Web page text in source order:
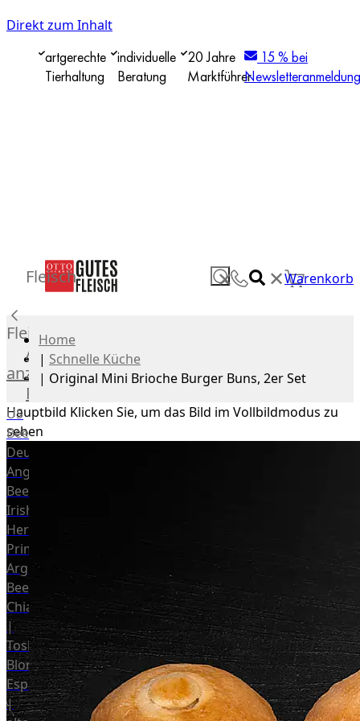
Direkt zum Inhalt
artgerechte
Tierhaltung
individuelle
Beratung
20 Jahre
Marktführer
15 % bei
Newsletteranmeldung
✕ ✕Warenkorb
Fleisch
Fleisch
Alle
anzeigen
Rind
US
Beef
Deutsches
Angus
Beef
Irish
Hereford
Prime
Argentina
Beef
Chianina
|
Toskana
Blonda
Espanola
|
Home
| Schnelle Küche
| Original Mini Brioche Burger Buns, 2er Set
Hauptbild Klicken Sie, um das Bild im Vollbildmodus zu
sehen